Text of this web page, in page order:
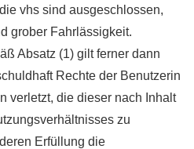
vhs sind ausgeschlossen,
grober Fahrlässigkeit.
Absatz (1) gilt ferner dann
Rechte der Benutzerin
verletzt, die dieser nach Inhalt
zu
Erfüllung die